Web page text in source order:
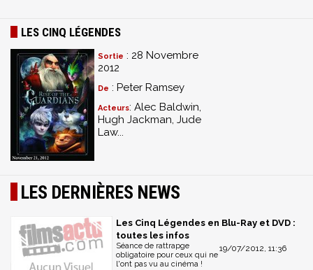
LES CINQ LÉGENDES
Sortie : 28 Novembre
2012
De : Peter Ramsey
Acteurs: Alec Baldwin,
Hugh Jackman, Jude
Law...
LES DERNIÈRES NEWS
Les Cinq Légendes en Blu-Ray et DVD :
toutes les infos
19/07/2012, 11:36
Séance de rattrapge
obligatoire pour ceux qui ne
l'ont pas vu au cinéma !